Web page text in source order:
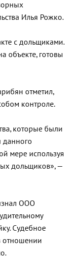
Илья Рожко.
с дольщиками.
объекте, готовы
отметил,
контроле.
которые были
мере используя
дольщиков», —
ООО
Судебное
отношении